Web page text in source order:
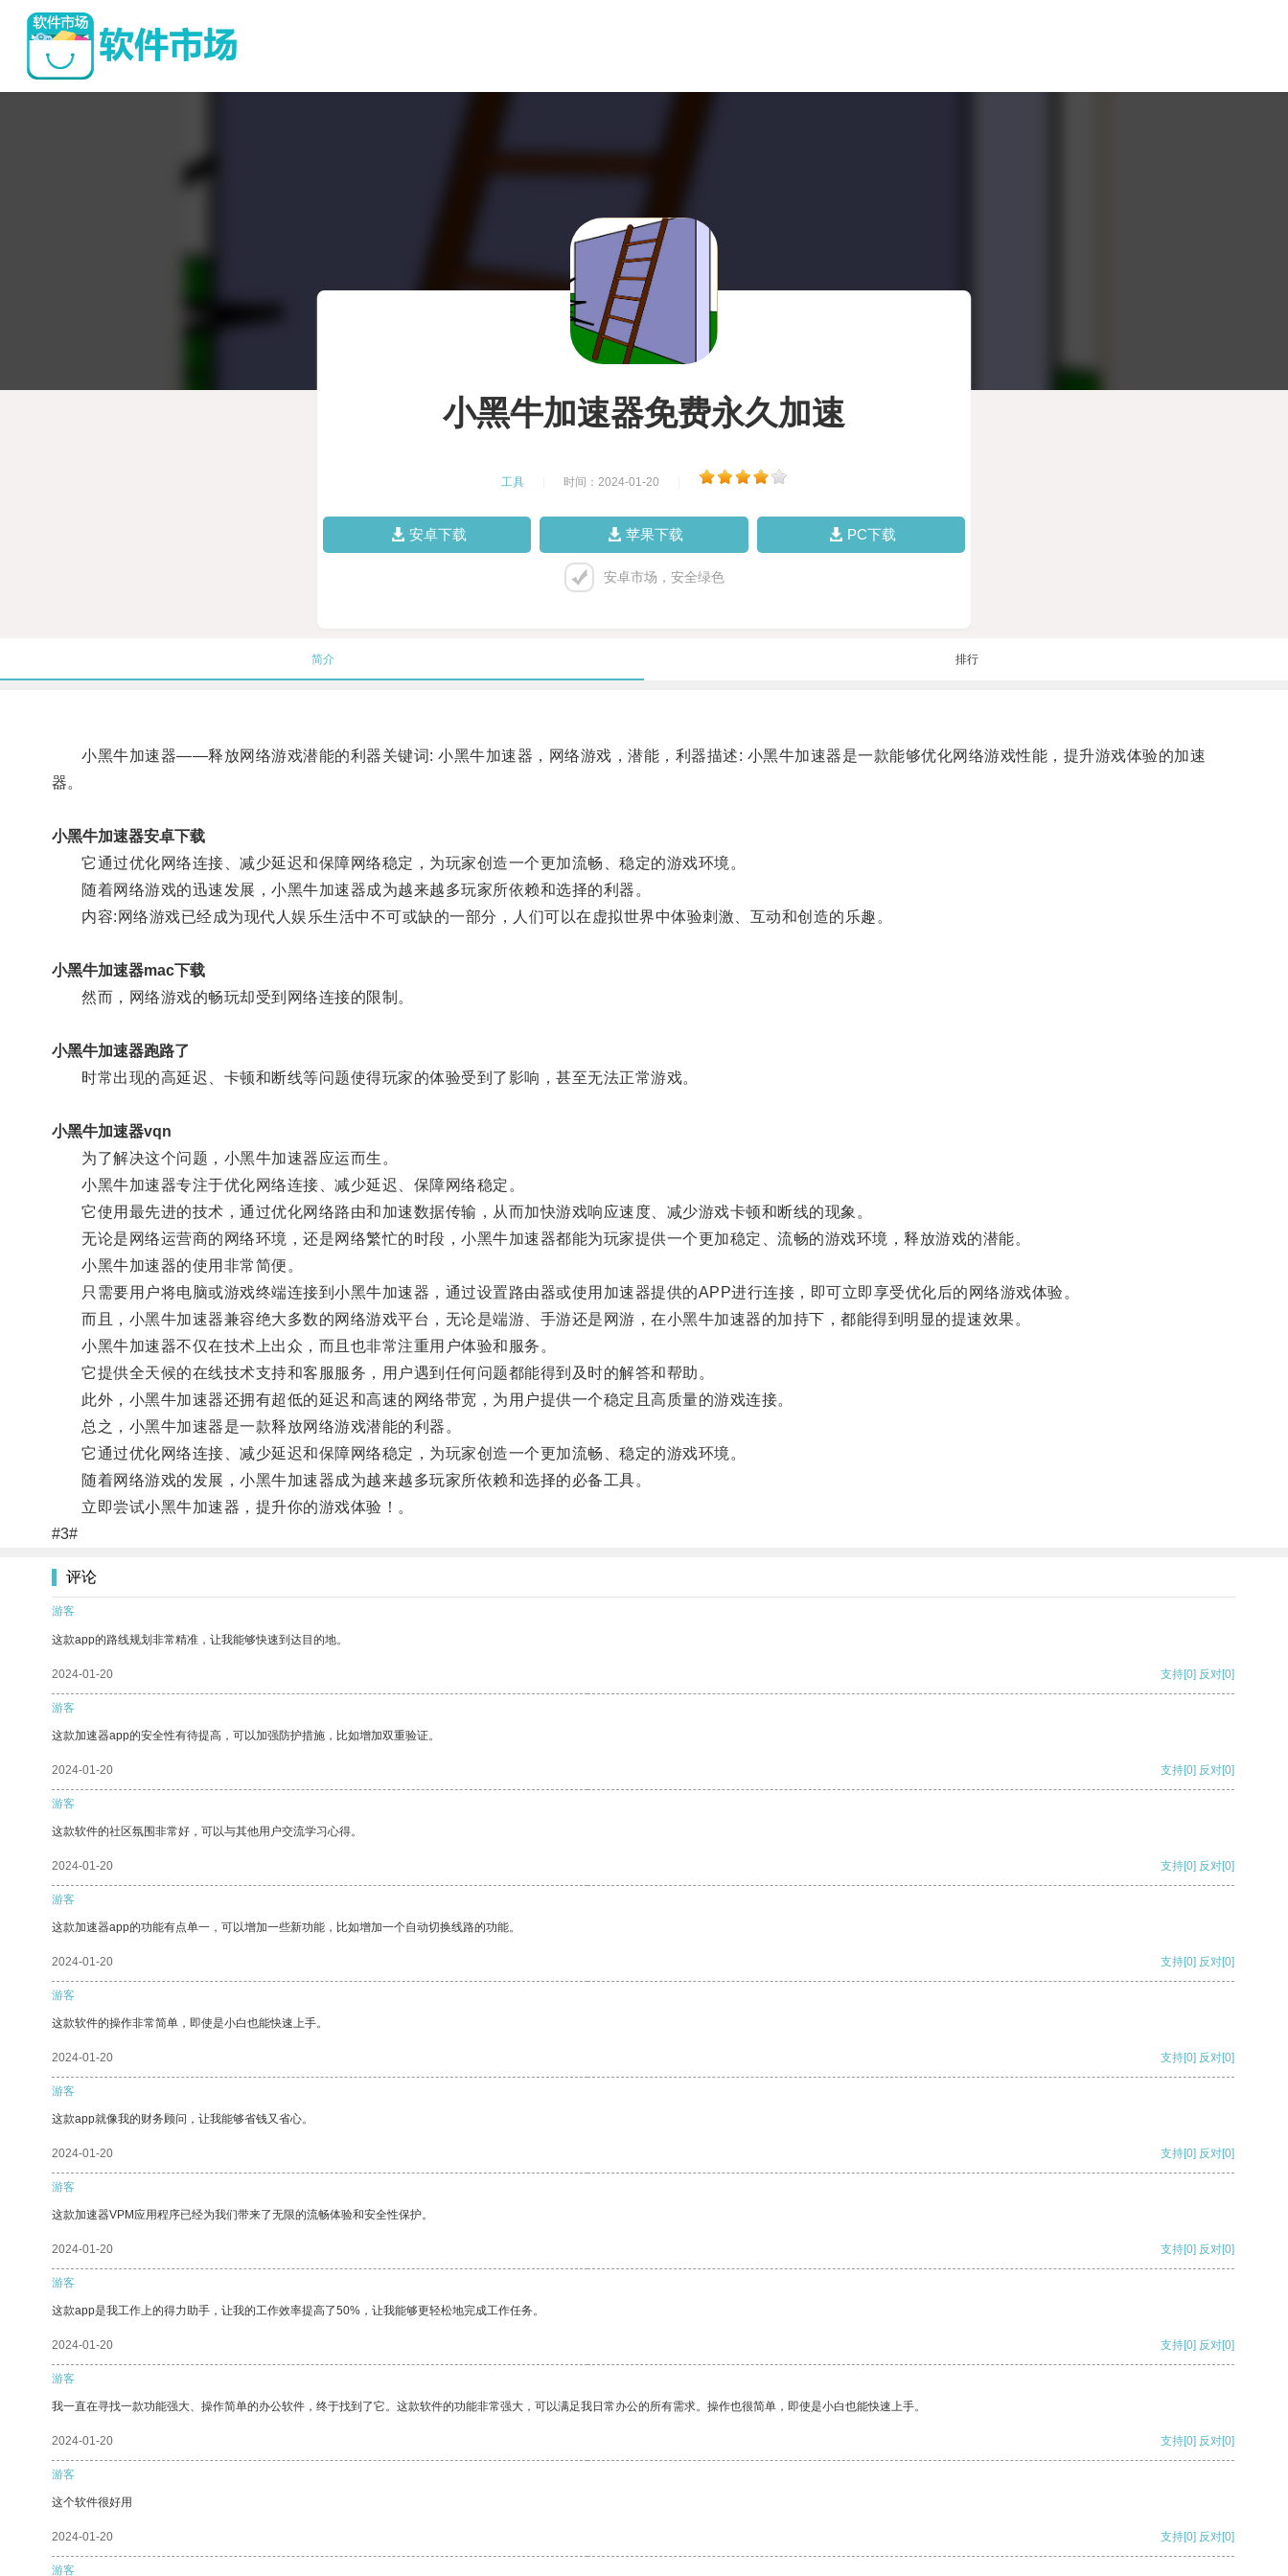
小黑牛加速器免费永久加速
工具 时间：2024-01-20
安卓下载 苹果下载 PC下载
安卓市场，安全绿色
简介 排行
小黑牛加速器——释放网络游戏潜能的利器关键词: 小黑牛加速器，网络游戏，潜能，利器描述: 小黑牛加速器是一款能够优化网络游戏性能，提升游戏体验的加速
器。
小黑牛加速器安卓下载
它通过优化网络连接、减少延迟和保障网络稳定，为玩家创造一个更加流畅、稳定的游戏环境。
随着网络游戏的迅速发展，小黑牛加速器成为越来越多玩家所依赖和选择的利器。
内容:网络游戏已经成为现代人娱乐生活中不可或缺的一部分，人们可以在虚拟世界中体验刺激、互动和创造的乐趣。
小黑牛加速器mac下载
然而，网络游戏的畅玩却受到网络连接的限制。
小黑牛加速器跑路了
时常出现的高延迟、卡顿和断线等问题使得玩家的体验受到了影响，甚至无法正常游戏。
小黑牛加速器vqn
为了解决这个问题，小黑牛加速器应运而生。
小黑牛加速器专注于优化网络连接、减少延迟、保障网络稳定。
它使用最先进的技术，通过优化网络路由和加速数据传输，从而加快游戏响应速度、减少游戏卡顿和断线的现象。
无论是网络运营商的网络环境，还是网络繁忙的时段，小黑牛加速器都能为玩家提供一个更加稳定、流畅的游戏环境，释放游戏的潜能。
小黑牛加速器的使用非常简便。
只需要用户将电脑或游戏终端连接到小黑牛加速器，通过设置路由器或使用加速器提供的APP进行连接，即可立即享受优化后的网络游戏体验。
而且，小黑牛加速器兼容绝大多数的网络游戏平台，无论是端游、手游还是网游，在小黑牛加速器的加持下，都能得到明显的提速效果。
小黑牛加速器不仅在技术上出众，而且也非常注重用户体验和服务。
它提供全天候的在线技术支持和客服服务，用户遇到任何问题都能得到及时的解答和帮助。
此外，小黑牛加速器还拥有超低的延迟和高速的网络带宽，为用户提供一个稳定且高质量的游戏连接。
总之，小黑牛加速器是一款释放网络游戏潜能的利器。
它通过优化网络连接、减少延迟和保障网络稳定，为玩家创造一个更加流畅、稳定的游戏环境。
随着网络游戏的发展，小黑牛加速器成为越来越多玩家所依赖和选择的必备工具。
立即尝试小黑牛加速器，提升你的游戏体验！。
#3#
评论
游客
这款app的路线规划非常精准，让我能够快速到达目的地。
2024-01-20 支持[0] 反对[0]
游客
这款加速器app的安全性有待提高，可以加强防护措施，比如增加双重验证。
2024-01-20 支持[0] 反对[0]
游客
这款软件的社区氛围非常好，可以与其他用户交流学习心得。
2024-01-20 支持[0] 反对[0]
游客
这款加速器app的功能有点单一，可以增加一些新功能，比如增加一个自动切换线路的功能。
2024-01-20 支持[0] 反对[0]
游客
这款软件的操作非常简单，即使是小白也能快速上手。
2024-01-20 支持[0] 反对[0]
游客
这款app就像我的财务顾问，让我能够省钱又省心。
2024-01-20 支持[0] 反对[0]
游客
这款加速器VPM应用程序已经为我们带来了无限的流畅体验和安全性保护。
2024-01-20 支持[0] 反对[0]
游客
这款app是我工作上的得力助手，让我的工作效率提高了50%，让我能够更轻松地完成工作任务。
2024-01-20 支持[0] 反对[0]
游客
我一直在寻找一款功能强大、操作简单的办公软件，终于找到了它。这款软件的功能非常强大，可以满足我日常办公的所有需求。操作也很简单，即使是小白也能快速上手。
2024-01-20 支持[0] 反对[0]
游客
这个软件很好用
2024-01-20 支持[0] 反对[0]
游客